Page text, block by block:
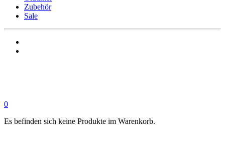
Zubehör
Sale
0
Es befinden sich keine Produkte im Warenkorb.